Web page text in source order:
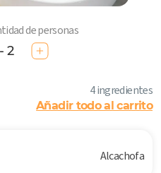
de personas
2
4 ingredientes
Añadir todo al carrito
Alcachofa